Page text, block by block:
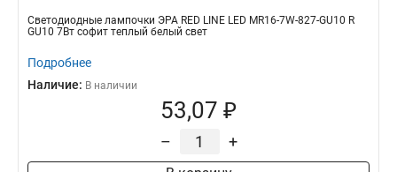
Светодиодные лампочки ЭРА RED LINE LED MR16-7W-827-GU10 R
GU10 7Вт софит теплый белый свет
Подробнее
Наличие: В наличии
53,07 ₽
– +